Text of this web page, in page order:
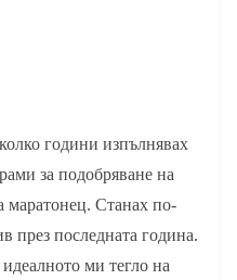
години изпълнявах
за подобряване на
маратонец. Станах по-
през последната година.
ми тегло на